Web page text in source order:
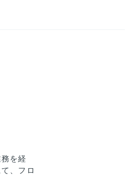
を経
、フロ